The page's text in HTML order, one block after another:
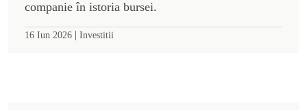
companie în istoria bursei.
16 Iun 2026 | Investitii